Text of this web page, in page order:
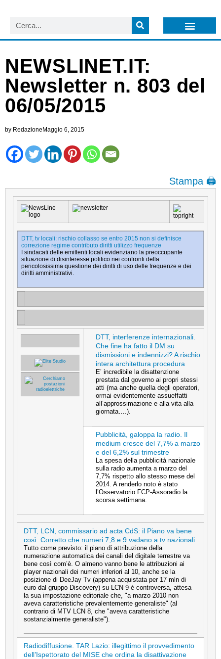
NEWSLINET.IT:
Newsletter n. 803 del
06/05/2015
by Redazione Maggio 6, 2015
Stampa 🖨
DTT, tv locali: rischio collasso se entro 2015 non si definisce
correzione regime contributo diritti utilizzo frequenze
I sindacati delle emittenti locali evidenziano la preoccupante
situazione di disinteresse politico nei confronti della
pericolosissima questione dei diritti di uso delle frequenze e dei
diritti amministrativi.
DTT, interferenze internazionali.
Che fine ha fatto il DM su
dismissioni e indennizzi? A rischio
intera architettura procedura
E’ incredibile la disattenzione
prestata dal governo ai propri stessi
atti (ma anche quella degli operatori,
ormai evidentemente assueffatti
all’approssimazione e alla vita alla
giornata….).
Pubblicità, galoppa la radio. Il
medium cresce del 7,7% a marzo
e del 6,2% sul trimestre
La spesa della pubblicità nazionale
sulla radio aumenta a marzo del
7,7% rispetto allo stesso mese del
2014. A renderlo noto è stato
l’Osservatorio FCP-Assoradio la
scorsa settimana.
DTT, LCN, commissario ad acta CdS: il Piano va bene
così. Corretto che numeri 7,8 e 9 vadano a tv nazionali
Tutto come previsto: il piano di attribuzione della
numerazione automatica dei canali del digitale terrestre va
bene così com’è. O almeno vanno bene le attribuzioni ai
player nazionali dei numeri inferiori al 10, anche se la
posizione di DeeJay Tv (appena acquistata per 17 mln di
euro dal gruppo Discovery) su LCN 9 è controversa, attesa
la sua impostazione editoriale che, "a marzo 2010 non
aveva caratteristiche prevalentemente generaliste" (al
contrario di MTV LCN 8, che "aveva caratteristiche
sostanzialmente generaliste").
Radiodiffusione. TAR Lazio: illegittimo il provvedimento
dell’Ispettorato del MISE che ordina la disattivazione